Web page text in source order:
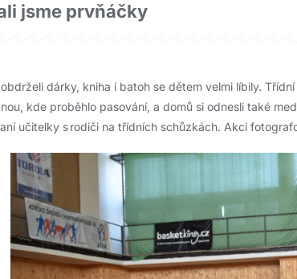
jsme prvňáčky
dárky, kniha i batoh se dětem velmi líbily.
kde proběhlo pasování, a domů si odnesli také
učitelky s rodiči na třídních schůzkách. Akci